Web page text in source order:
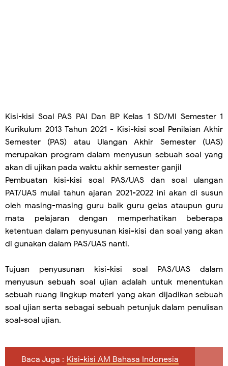
Kisi-kisi Soal PAS PAI Dan BP Kelas 1 SD/MI Semester 1
Kurikulum 2013 Tahun 2021 - Kisi-kisi soal Penilaian Akhir
Semester (PAS) atau Ulangan Akhir Semester (UAS)
merupakan program dalam menyusun sebuah soal yang
akan di ujikan pada waktu akhir semester ganjil
Pembuatan kisi-kisi soal PAS/UAS dan soal ulangan
PAT/UAS mulai tahun ajaran 2021-2022 ini akan di susun
oleh masing-masing guru baik guru gelas ataupun guru
mata pelajaran dengan memperhatikan beberapa
ketentuan dalam penyusunan kisi-kisi dan soal yang akan
di gunakan dalam PAS/UAS nanti.
Tujuan penyusunan kisi-kisi soal PAS/UAS dalam
menyusun sebuah soal ujian adalah untuk menentukan
sebuah ruang lingkup materi yang akan dijadikan sebuah
soal ujian serta sebagai sebuah petunjuk dalam penulisan
soal-soal ujian.
Baca Juga : Kisi-kisi AM Bahasa Indonesia